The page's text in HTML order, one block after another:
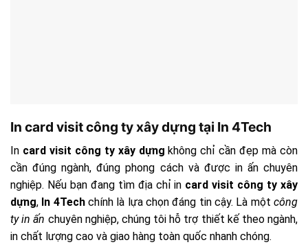
In card visit công ty xây dựng tại In 4Tech
In card visit công ty xây dựng không chỉ cần đẹp mà còn
cần đúng ngành, đúng phong cách và được in ấn chuyên
nghiệp. Nếu bạn đang tìm địa chỉ in card visit công ty xây
dựng, In 4Techchính là lựa chọn đáng tin cậy. Là mộtcông
ty in ấn chuyên nghiệp, chúng tôi hỗ trợ thiết kế theo ngành,
in chất lượng cao và giao hàng toàn quốc nhanh chóng.